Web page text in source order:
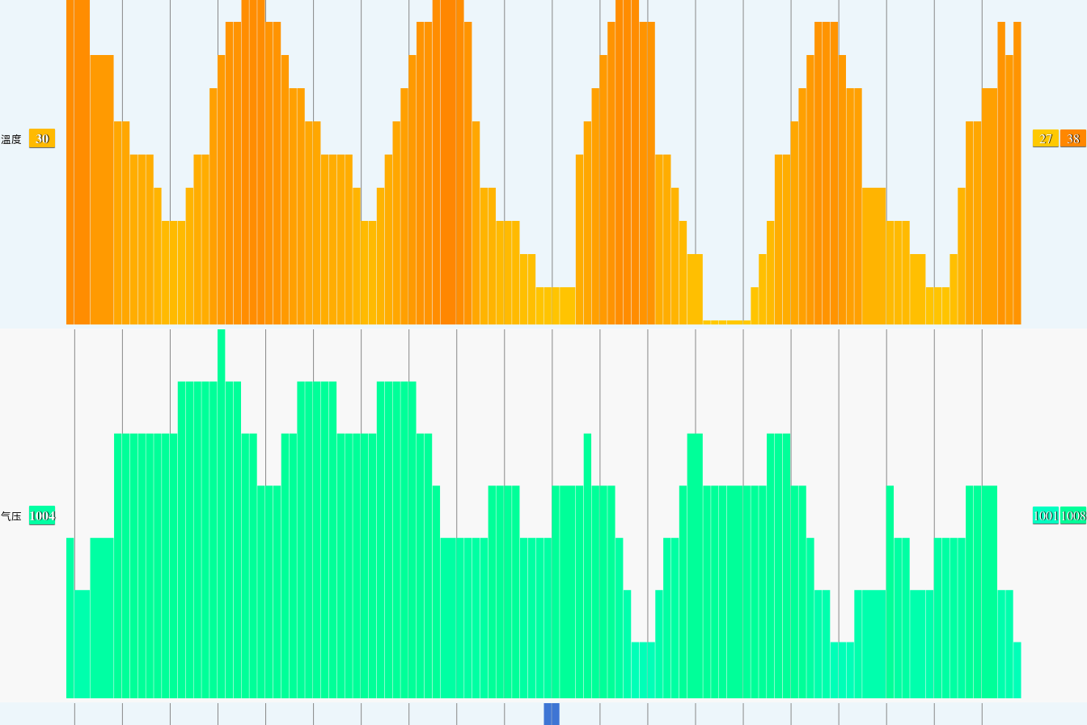
溫度 30 27 38
气压 1004 1001 1008